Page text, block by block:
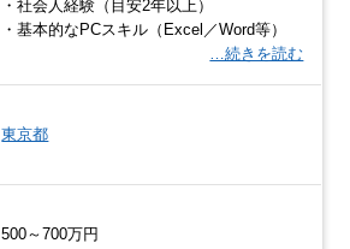
・社会人経験（目安2年以上）
・基本的なPCスキル（Excel／Word等）
…続きを読む
東京都
500～700万円